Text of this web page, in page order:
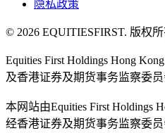
隐私政策
© 2026 EQUITIESFIRST. 版权
Equities First Holdings Hong
及香港证券及期货事务监察委员
本网站由Equities First Holdings
经香港证券及期货事务监察委员